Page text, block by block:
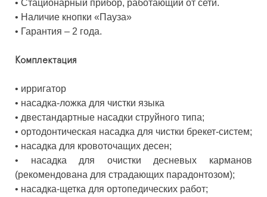
• Стационарный прибор, работающий от сети.
• Наличие кнопки «Пауза»
• Гарантия – 2 года.
Комплектация
• ирригатор
• насадка-ложка для чистки языка
• двестандартные насадки струйного типа;
• ортодонтическая насадка для чистки брекет-систем;
• насадка для кровоточащих десен;
•
насадка для очистки десневых карманов
(рекомендована для страдающих парадонтозом);
• насадка-щетка для ортопедических работ;